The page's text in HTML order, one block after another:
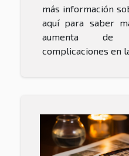
más información
aquí para saber
aumenta de
complicaciones en